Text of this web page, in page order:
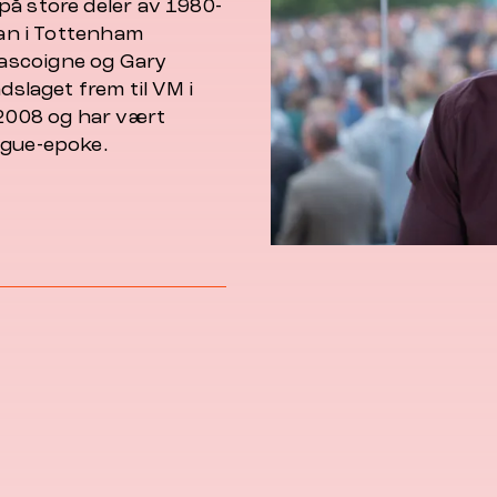
store deler av 1980-
i Tottenham
og Gary
frem til VM i
og har vært
epoke.